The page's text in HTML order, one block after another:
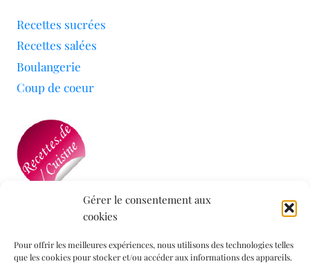
Gérer le consentement aux
cookies
Pour offrir les meilleures expériences, nous utilisons des technologies telles
que les cookies pour stocker et/ou accéder aux informations des appareils.
Recettes sucrées
Recettes salées
Boulangerie
Coup de coeur
Mon blog a été sélectionné par le site